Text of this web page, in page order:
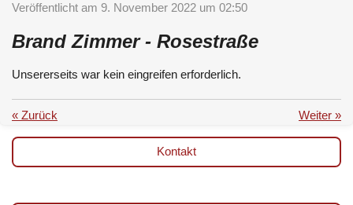
Veröffentlicht am 9. November 2022 um 02:50
Brand Zimmer - Rosestraße
Unsererseits war kein eingreifen erforderlich.
« Zurück Weiter »
Kontakt